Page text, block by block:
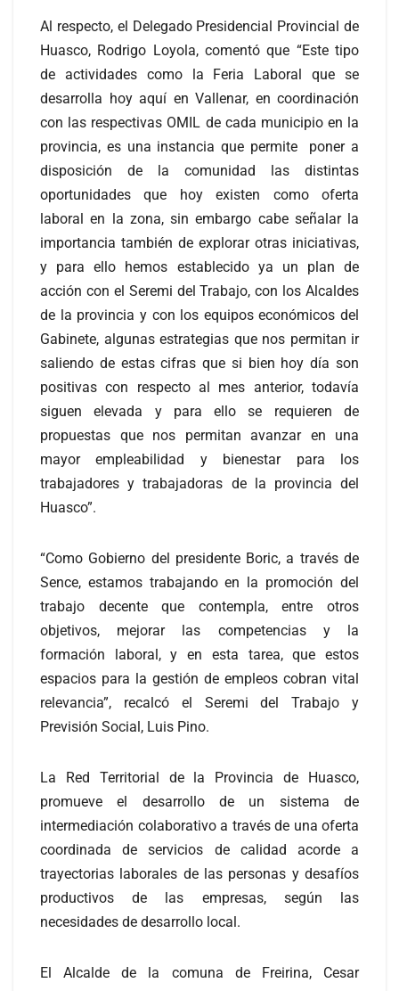
Al respecto, el Delegado Presidencial Provincial de
Huasco, Rodrigo Loyola, comentó que “Este tipo
de actividades como la Feria Laboral que se
desarrolla hoy aquí en Vallenar, en coordinación
con las respectivas OMIL de cada municipio en la
provincia, es una instancia que permite poner a
disposición de la comunidad las distintas
oportunidades que hoy existen como oferta
laboral en la zona, sin embargo cabe señalar la
importancia también de explorar otras iniciativas,
y para ello hemos establecido ya un plan de
acción con el Seremi del Trabajo, con los Alcaldes
de la provincia y con los equipos económicos del
Gabinete, algunas estrategias que nos permitan ir
saliendo de estas cifras que si bien hoy día son
positivas con respecto al mes anterior, todavía
siguen elevada y para ello se requieren de
propuestas que nos permitan avanzar en una
mayor empleabilidad y bienestar para los
trabajadores y trabajadoras de la provincia del
Huasco”.
“Como Gobierno del presidente Boric, a través de
Sence, estamos trabajando en la promoción del
trabajo decente que contempla, entre otros
objetivos, mejorar las competencias y la
formación laboral, y en esta tarea, que estos
espacios para la gestión de empleos cobran vital
relevancia”, recalcó el Seremi del Trabajo y
Previsión Social, Luis Pino.
La Red Territorial de la Provincia de Huasco,
promueve el desarrollo de un sistema de
intermediación colaborativo a través de una oferta
coordinada de servicios de calidad acorde a
trayectorias laborales de las personas y desafíos
productivos de las empresas, según las
necesidades de desarrollo local.
El Alcalde de la comuna de Freirina, Cesar